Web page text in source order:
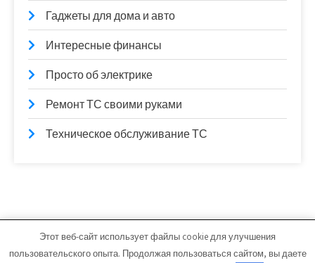
Гаджеты для дома и авто
Интересные финансы
Просто об электрике
Ремонт ТС своими руками
Техническое обслуживание ТС
karscher.ru - Работает на WordPress
Этот веб-сайт использует файлы cookie для улучшения
пользовательского опыта. Продолжая пользоваться сайтом, вы даете